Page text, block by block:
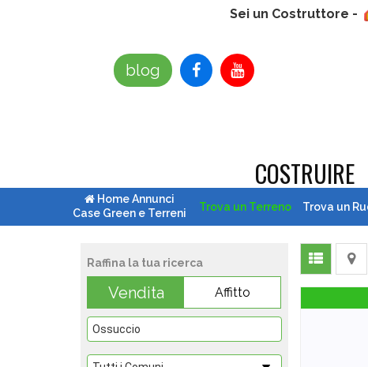
Sei un Costruttore -
blog
COSTRUIRE
Home Annunci
Case Green e Terreni
Trova un Terreno Trova un
Raffina la tua ricerca
Vendita Affitto